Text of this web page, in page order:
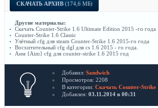
СКАЧАТЬ АРХИВ(174,6 МБ)
Другие материалы:
Скачать Counter-Strike 1.6 Ultimate Edition 2015 -го года
Counter-Strike 1.6 Classic
Улётный cfg для steam Counter-Strike 1.6 2015-го года
Восхитительный сfg dgl для cs 1.6 2015 - го года.
Аим {Aim} cfg для counter-strike 1.6 2015 год
Добавил: Sandwich
Просмотров: 2208
В категории: Скачать Counter-Strike​
Добавлен: 03.11.2014 в 00:31